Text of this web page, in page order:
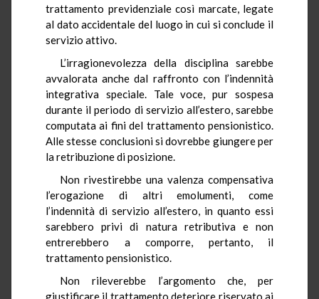
trattamento previdenziale così marcate, legate
al dato accidentale del luogo in cui si conclude il
servizio attivo.
L’irragionevolezza della disciplina sarebbe
avvalorata anche dal raffronto con l’indennità
integrativa speciale. Tale voce, pur sospesa
durante il periodo di servizio all’estero, sarebbe
computata ai fini del trattamento pensionistico.
Alle stesse conclusioni si dovrebbe giungere per
la retribuzione di posizione.
Non rivestirebbe una valenza compensativa
l’erogazione di altri emolumenti, come
l’indennità di servizio all’estero, in quanto essi
sarebbero privi di natura retributiva e non
entrerebbero a comporre, pertanto, il
trattamento pensionistico.
Non rileverebbe l’argomento che, per
giustificare il trattamento deteriore riservato ai